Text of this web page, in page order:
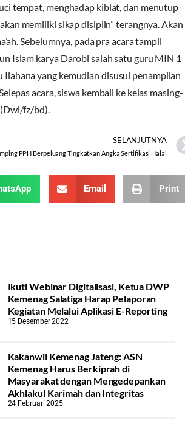
tempat, menghadap kiblat, dan menutup
memiliki sikap disiplin” terangnya. Akan
Sebelumnya, pada pra acara tampil
Islam karya Darobi salah satu guru MIN 1
yang kemudian disusul penampilan
acara, siswa kembali ke kelas masing-
(Dwi/fz/bd).
SELANJUTNYA
PPH Berpeluang Tingkatkan Angka Sertifikasi Halal
Email Print
Ikuti Webinar Digitalisasi, Ketua DWP
Kemenag Salatiga Harap Pelaporan
Kegiatan Melalui Aplikasi E-Reporting
15 Desember 2022
Kakanwil Kemenag Jateng: ASN
Kemenag Harus Berkiprah di
Masyarakat dengan Mengedepankan
Akhlakul Karimah dan Integritas
24 Februari 2025